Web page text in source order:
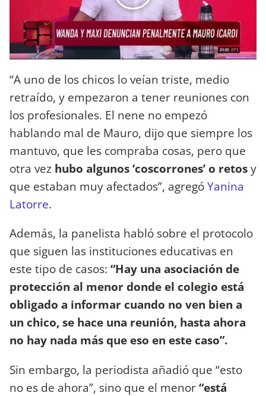
“A uno de los chicos lo veían triste, medio
retraído, y empezaron a tener reuniones con
los profesionales. El nene no empezó
hablando mal de Mauro, dijo que siempre los
mantuvo, que les compraba cosas, pero que
otra vez hubo algunos ‘coscorrones’ o retosy
que estaban muy afectados”, agregóYanina
Latorre.
Además, la panelista habló sobre el protocolo
que siguen las instituciones educativas en
este tipo de casos: “Hay una asociación de
protección al menor donde el colegio está
obligado a informar cuando no ven bien a
un chico, se hace una reunión, hasta ahora
no hay nada más que eso en este caso”.
Sin embargo, la periodista añadió que “esto
no es de ahora”, sino que el menor“está